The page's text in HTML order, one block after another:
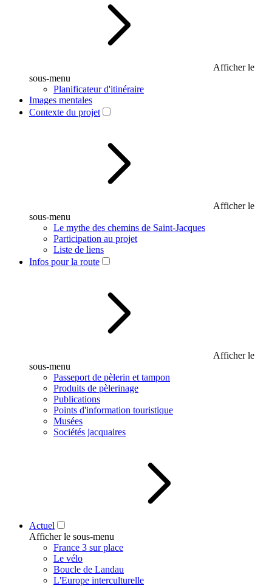
Afficher le
sous-menu
Planificateur d'itinéraire
Images mentales
Contexte du projet
Afficher le
sous-menu
Le mythe des chemins de Saint-Jacques
Participation au projet
Liste de liens
Infos pour la route
Afficher le
sous-menu
Passeport de pèlerin et tampon
Produits de pèlerinage
Publications
Points d'information touristique
Musées
Sociétés jacquaires
Actuel
Afficher le sous-menu
France 3 sur place
Le vélo
Boucle de Landau
L'Europe interculturelle